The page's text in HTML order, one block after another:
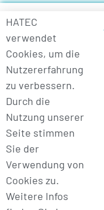
Sie haben
innerhalb
Jobangebots
Dann freuen wir
HATEC
verwendet
Cookies, um die
Nutzererfahrung
zu verbessern.
Durch die
Nutzung unserer
Seite stimmen
Sie der
Verwendung von
Cookies zu.
Weitere Infos